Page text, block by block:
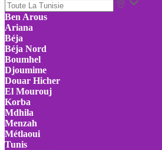
Ben Arous
Ariana
Béja
Béja Nord
Boumhel
Djoumime
Douar Hicher
El Mourouj
Korba
Mdhila
Menzah
Métlaoui
Tunis